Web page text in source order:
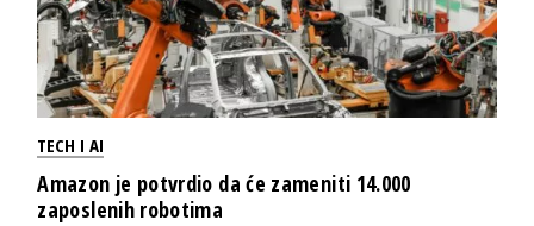
TECH I AI
Amazon je potvrdio da će zameniti 14.000
zaposlenih robotima